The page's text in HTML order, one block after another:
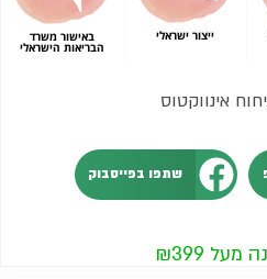
ייצור ישראלי באישור משרד
הבריאות הישראלי
שתפו בפייסבוק
₪399